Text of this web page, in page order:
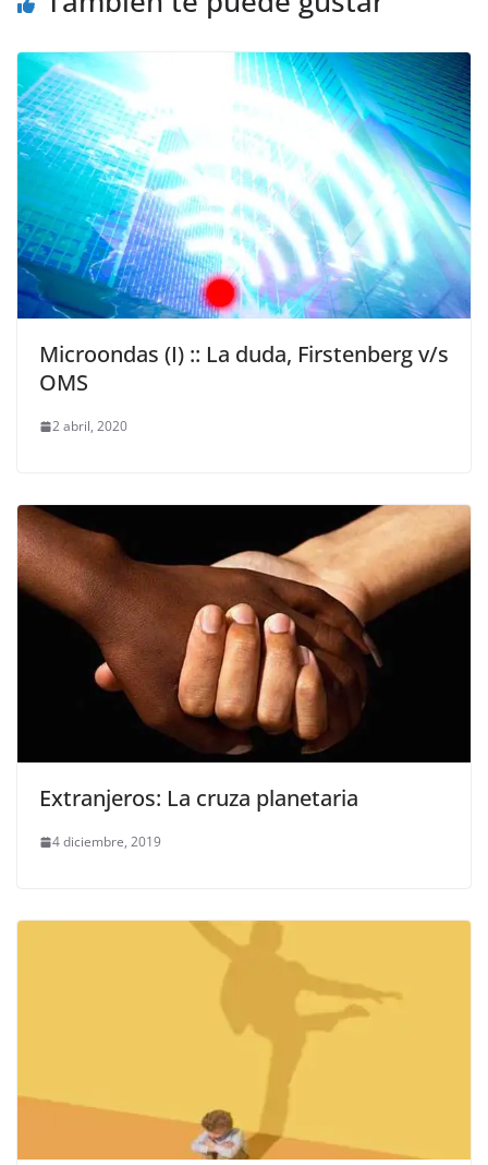
Microondas (I) :: La duda, Firstenberg v/s
OMS
2 abril, 2020
Extranjeros: La cruza planetaria
4 diciembre, 2019